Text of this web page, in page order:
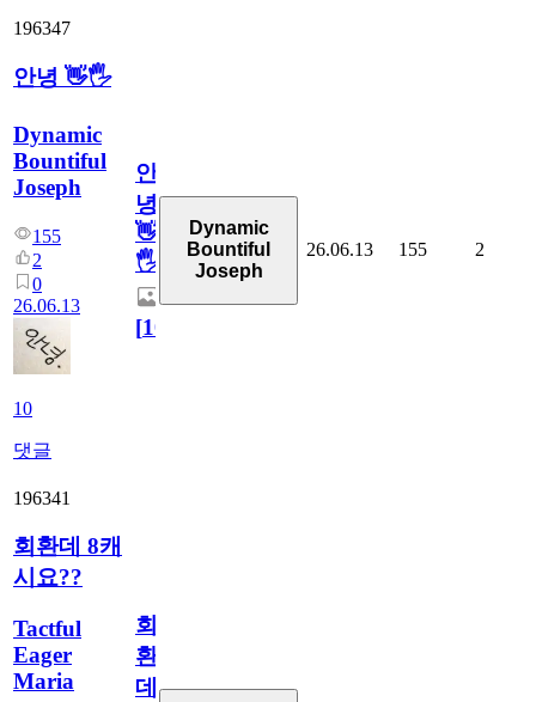
196347
안녕 👋🖐
Dynamic
Bountiful
Joseph
155
2
0
26.06.13
10
댓글
안
녕
👋
🖐
[10
Dynamic
Bountiful
Joseph
26.06.13 155 2
196341
회환데 8캐
시요??
Tactful
Eager
Maria
회
환
데